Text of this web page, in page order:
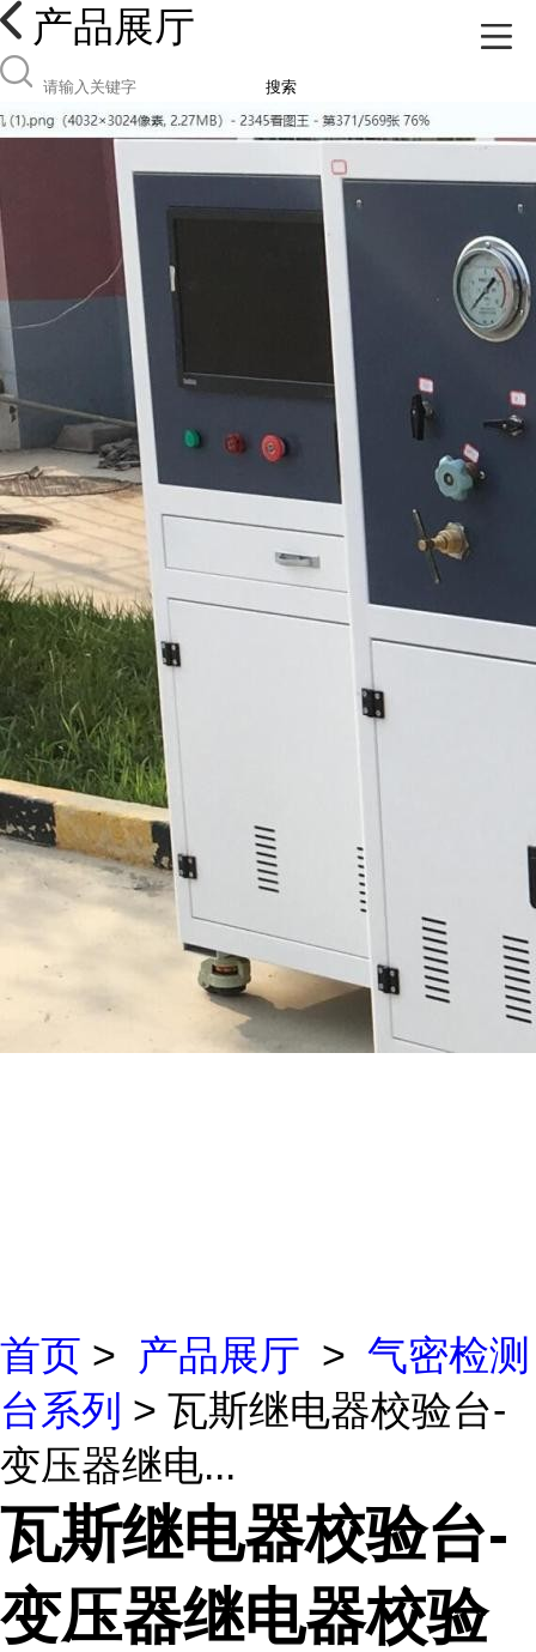
产品展厅
搜索
首页 > 产品展厅 > 气密检测
台系列 > 瓦斯继电器校验台-
变压器继电...
瓦斯继电器校验台-
变压器继电器校验